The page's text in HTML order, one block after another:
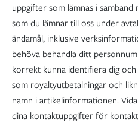
uppgifter som lämnas i
som du lämnar till oss under
ändamål, inklusive
behöva behandla ditt
korrekt kunna identifiera dig
som royaltyutbetalningar och
namn i artikelinformationen.
dina kontaktuppgifter för